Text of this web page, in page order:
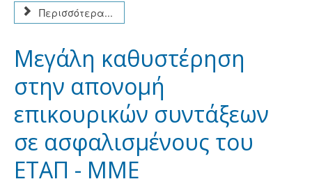
Περισσότερα...
Μεγάλη καθυστέρηση
στην απονομή
επικουρικών συντάξεων
σε ασφαλισμένους του
ΕΤΑΠ - ΜΜΕ